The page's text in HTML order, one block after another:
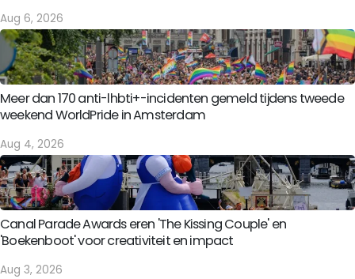
Aug 6, 2026
Meer dan 170 anti-lhbti+-incidenten gemeld tijdens tweede
weekend WorldPride in Amsterdam
Aug 4, 2026
Canal Parade Awards eren 'The Kissing Couple' en
'Boekenboot' voor creativiteit en impact
Aug 3, 2026